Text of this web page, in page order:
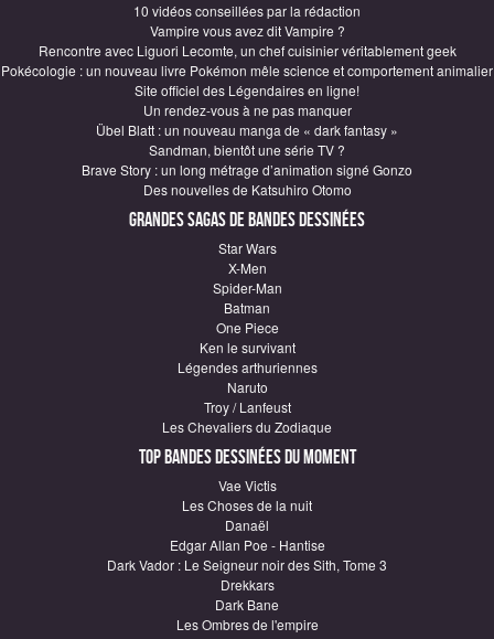
10 vidéos conseillées par la rédaction
Vampire vous avez dit Vampire ?
Rencontre avec Liguori Lecomte, un chef cuisinier véritablement geek
Pokécologie : un nouveau livre Pokémon mêle science et comportement animalier
Site officiel des Légendaires en ligne!
Un rendez-vous à ne pas manquer
Übel Blatt : un nouveau manga de « dark fantasy »
Sandman, bientôt une série TV ?
Brave Story : un long métrage d’animation signé Gonzo
Des nouvelles de Katsuhiro Otomo
Grandes sagas de Bandes Dessinées
Star Wars
X-Men
Spider-Man
Batman
One Piece
Ken le survivant
Légendes arthuriennes
Naruto
Troy / Lanfeust
Les Chevaliers du Zodiaque
Top Bandes Dessinées du moment
Vae Victis
Les Choses de la nuit
Danaël
Edgar Allan Poe - Hantise
Dark Vador : Le Seigneur noir des Sith, Tome 3
Drekkars
Dark Bane
Les Ombres de l'empire